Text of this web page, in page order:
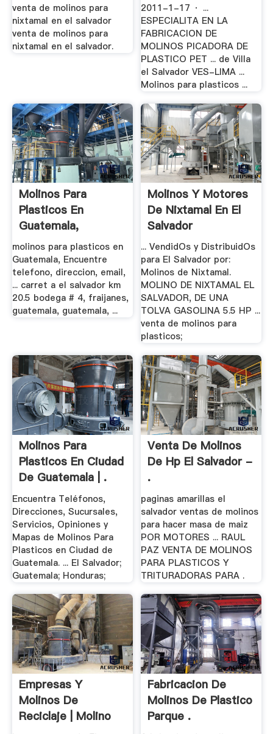
venta de molinos para
nixtamal en el salvador
venta de molinos para
nixtamal en el salvador.
2011-1-17 · ...
ESPECIALITA EN LA
FABRICACION DE
MOLINOS PICADORA DE
PLASTICO PET ... de Villa
el Salvador VES-LIMA ...
Molinos para plasticos ...
Molinos Para
Plasticos En
Guatemala,
Amarillas .
molinos para plasticos en
Guatemala, Encuentre
telefono, direccion, email,
... carret a el salvador km
20.5 bodega # 4, fraijanes,
guatemala, guatemala, ...
Molinos Y Motores
De Nixtamal En El
Salvador
... VendidOs y DistribuidOs
para El Salvador por:
Molinos de Nixtamal.
MOLINO DE NIXTAMAL EL
SALVADOR, DE UNA
TOLVA GASOLINA 5.5 HP ...
venta de molinos para
plasticos;
Molinos Para
Plasticos En Ciudad
De Guatemala | .
Encuentra Teléfonos,
Direcciones, Sucursales,
Servicios, Opiniones y
Mapas de Molinos Para
Plasticos en Ciudad de
Guatemala. ... El Salvador;
Guatemala; Honduras;
Venta De Molinos
De Hp El Salvador -
.
paginas amarillas el
salvador ventas de molinos
para hacer masa de maiz
POR MOTORES ... RAUL
PAZ VENTA DE MOLINOS
PARA PLASTICOS Y
TRITURADORAS PARA .
Empresas Y
Molinos De
Reciclaje | Molino
Fabricacion De
Molinos De Plastico
Parque .